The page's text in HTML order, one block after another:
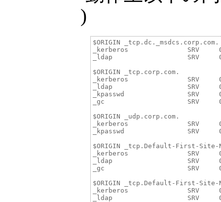
)
$ORIGIN _tcp.dc._msdcs.corp.com.
_kerberos               SRV     0 0
_ldap                   SRV     0 0
$ORIGIN _tcp.corp.com.
_kerberos               SRV     0 0
_ldap                   SRV     0 0
_kpasswd                SRV     0 0
_gc                     SRV     0 0
$ORIGIN _udp.corp.com.
_kerberos               SRV     0 0
_kpasswd                SRV     0 0
$ORIGIN _tcp.Default-First-Site-
_kerberos               SRV     0 0
_ldap                   SRV     0 0
_gc                     SRV     0 0
$ORIGIN _tcp.Default-First-Site-
_kerberos               SRV     0 0
_ldap                   SRV     0 0